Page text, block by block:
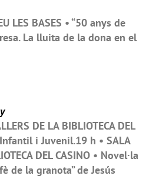
LES BASES • “50 anys de
La lluita de la dona en el
DE LA BIBLIOTECA DEL
i Juvenil.19 h • SALA
DEL CASINO • Novel·la
de la granota” de Jesús